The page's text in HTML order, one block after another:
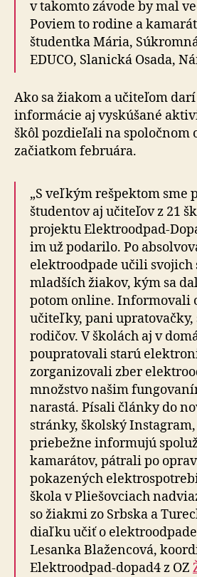
v takomto závode by mal
Poviem to rodine a
študentka Mária,
EDUCO, Slanická Osada,
Ako sa žiakom a učiteľom
informácie aj vyskúšané
škôl pozdieľali na
začiatkom februára.
„S veľkým rešpektom sme
študentov aj učiteľov z 21
projektu Elektroodpad-
im už podarilo. Po
elektroodpade učili svojich
mladších žiakov, kým sa
potom online. Informovali
učiteľky, pani
rodičov. V školách aj v
poupratovali starú
zorganizovali zber
množstvo našim
narastá. Písali články do
stránky, školský
priebežne informujú
kamarátov, pátrali po
pokazených
škola v Pliešovciach
so žiakmi zo Srbska a
diaľku učiť o
Lesanka Blažencová,
Elektroodpad-dopad4 z OZ